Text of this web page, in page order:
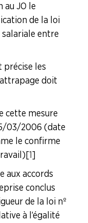
au JO le
de la loi
salariale entre
précise les
doit
cette mesure
03/2006 (date
le confirme
[1]
aux accords
conclus
de la loi nº
à l’égalité